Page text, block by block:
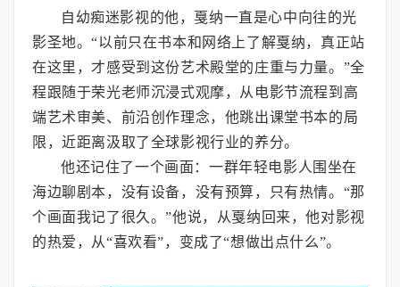
自幼痴迷影视的他，戛纳一直是心中向往的光
影圣地。“以前只在书本和网络上了解戛纳，真正站
在这里，才感受到这份艺术殿堂的庄重与力量。”全
程跟随于荣光老师沉浸式观摩，从电影节流程到高
端艺术审美、前沿创作理念，他跳出课堂书本的局
限，近距离汲取了全球影视行业的养分。
他还记住了一个画面：一群年轻电影人围坐在
海边聊剧本，没有设备，没有预算，只有热情。“那
个画面我记了很久。”他说，从戛纳回来，他对影视
的热爱，从“喜欢看”，变成了“想做出点什么”。